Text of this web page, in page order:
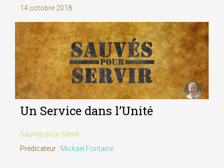
14 octobre 2018
Un Service dans l’Unité
Sauvés pour Servir
Predicateur : Mickael Fontaine